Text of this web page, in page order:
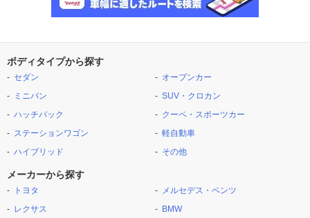
ボディタイプから探す
セダン
ミニバン
ハッチバック
ステーションワゴン
ハイブリッド
オープンカー
SUV・クロカン
クーペ・スポーツカー
軽自動車
その他
メーカーから探す
トヨタ
レクサス
メルセデス・ベンツ
BMW